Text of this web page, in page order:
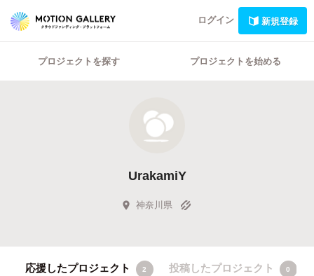
ログイン 新規登録
プロジェクトを探す プロジェクトを始める
UrakamiY
神奈川県
応援したプロジェクト 2 投稿したプロジェクト 0